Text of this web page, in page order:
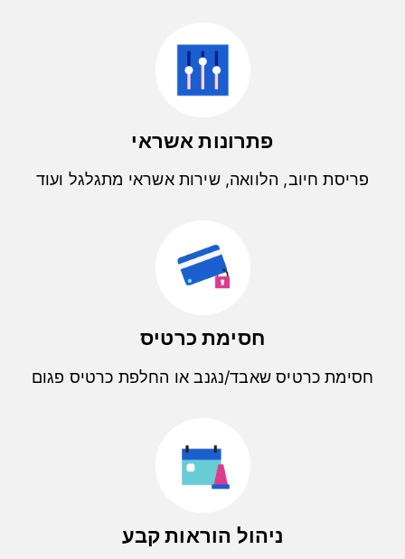
פתרונות אשראי
פריסת חיוב, הלוואה, שירות אשראי מתגלגל ועוד
חסימת כרטיס
חסימת כרטיס שאבד/נגנב או החלפת כרטיס פגום
ניהול הוראות קבע